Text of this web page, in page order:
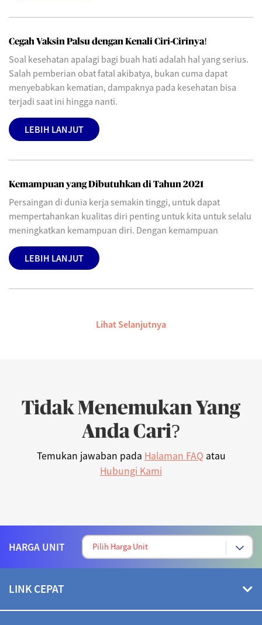
Cegah Vaksin Palsu dengan Kenali Ciri-Cirinya!
Soal kesehatan apalagi bagi buah hati adalah hal yang serius.
Salah pemberian obat fatal akibatya, bukan cuma dapat
menyebabkan kematian, dampaknya pada kesehatan bisa
terjadi saat ini hingga nanti.
LEBIH LANJUT
Kemampuan yang Dibutuhkan di Tahun 2021
Persaingan di dunia kerja semakin tinggi, untuk dapat
mempertahankan kualitas diri penting untuk kita untuk selalu
meningkatkan kemampuan diri. Dengan kemampuan
LEBIH LANJUT
Lihat Selanjutnya
Tidak Menemukan Yang
Anda Cari?
Temukan jawaban pada Halaman FAQ atau
Hubungi Kami
HARGA UNIT
LINK CEPAT